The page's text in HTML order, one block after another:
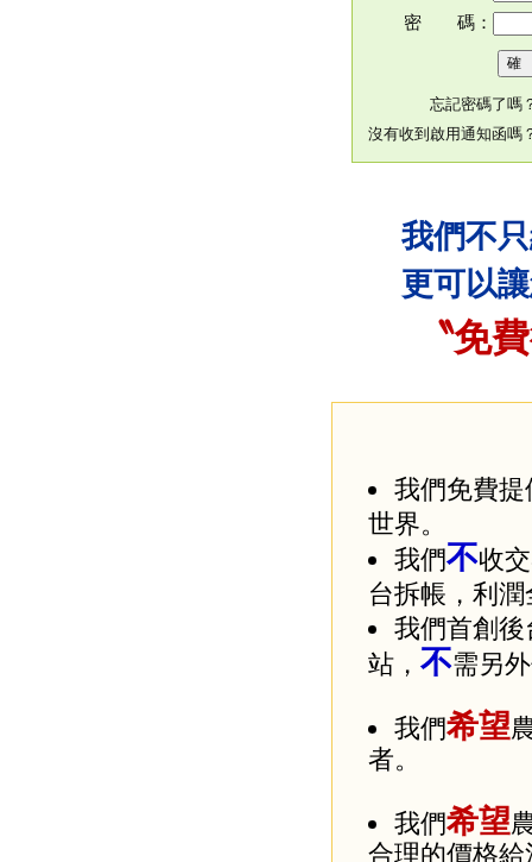
密 碼：
忘記密碼了嗎
沒有收到啟用通知函嗎
我們不
更可以
〝免
我們免費
世界。
我們不收
台拆帳，利
我們首創
站， 不需另
我們希望
者。
我們希望
合理的價格給